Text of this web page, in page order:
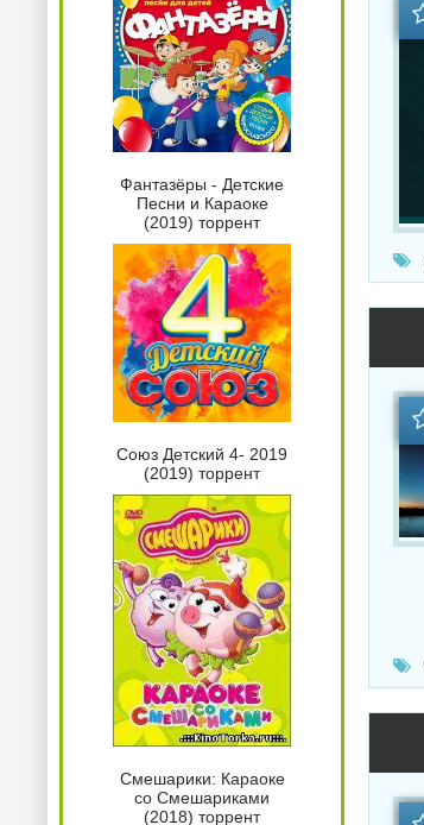
Фантазёры - Детские
Песни и Караоке
(2019) торрент
Союз Детский 4- 2019
(2019) торрент
Смешарики: Караоке
со Смешариками
(2018) торрент